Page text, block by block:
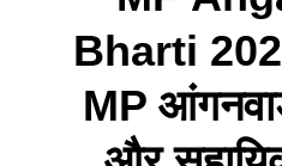
Bharti
MP